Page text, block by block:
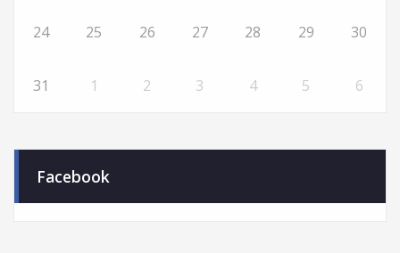
24 25 26 27 28 29 30
31 1 2 3 4 5 6
Facebook